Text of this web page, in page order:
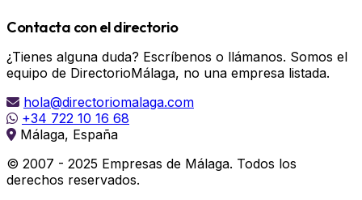
Contacta con el directorio
¿Tienes alguna duda? Escríbenos o llámanos. Somos el
equipo de DirectorioMálaga, no una empresa listada.
hola@directoriomalaga.com
+34 722 10 16 68
Málaga, España
© 2007 - 2025 Empresas de Málaga. Todos los
derechos reservados.